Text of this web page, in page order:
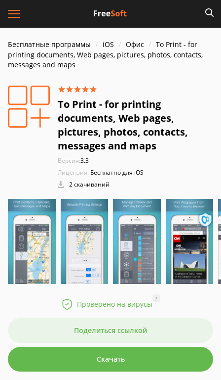
Бесплатные программы iOS Офис
To Print - for
printing documents, Web pages, pictures, photos, contacts,
messages and maps
To Print - for printing
documents, Web pages,
pictures, photos, contacts,
messages and maps
Версия:3.3
Лицензия: Бесплатно для iOS
2 скачиваний
Проверено на вирусы
?
Поделиться ссылкой
Скачать